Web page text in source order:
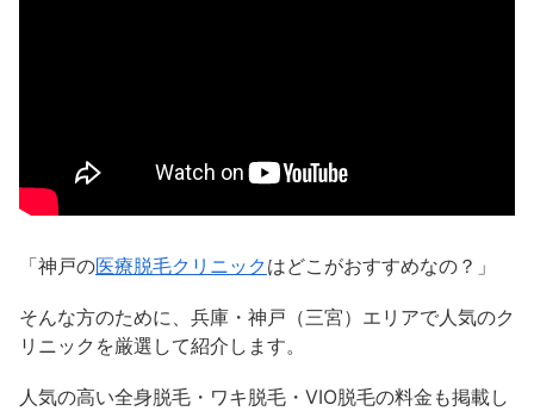
「神戸の医療脱毛クリニックはどこがおすすめなの？」
そんな方のために、兵庫・神戸（三宮）エリアで人気のク
リニックを厳選して紹介します。
人気の高い全身脱毛・ワキ脱毛・VIO脱毛の料金も掲載し